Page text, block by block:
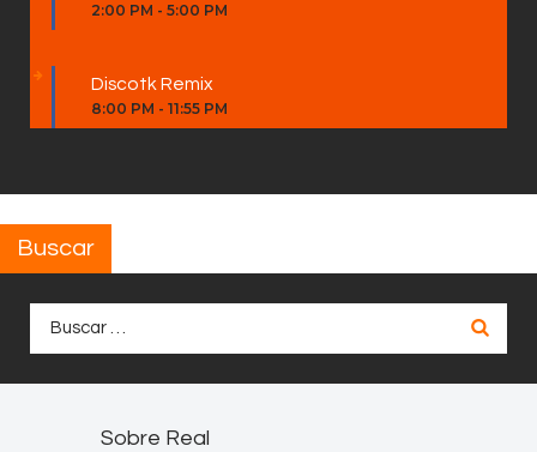
2:00 PM - 5:00 PM
Discotk Remix
8:00 PM - 11:55 PM
Buscar
Sobre Real